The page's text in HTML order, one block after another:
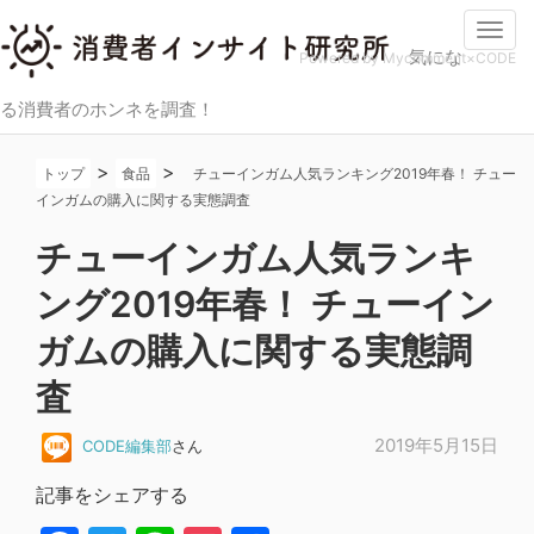
気にな
る消費者のホンネを調査！
Powered by Mycomment×CODE
トップ > 食品 >
チューインガム人気ランキング2019年春！ チュー
インガムの購入に関する実態調査
チューインガム人気ランキ
ング2019年春！ チューイン
ガムの購入に関する実態調
査
CODE編集部さん 2019年5月15日
記事をシェアする